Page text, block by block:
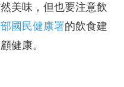
美味，但也要注意飲
國民健康署的飲食建
健康。